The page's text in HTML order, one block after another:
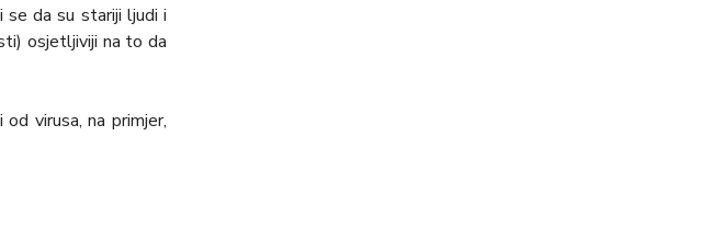
se da su stariji ljudi i
osjetljiviji na to da
virusa, na primjer,